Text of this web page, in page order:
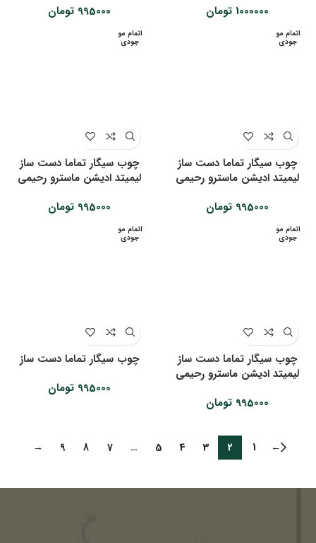
1000000 تومان
995000 تومان
اتمام مو
جودی
چوب سیگار تماما دست ساز
لیمیتد ادیشن ماسترو رحیمی
995000 تومان
اتمام مو
جودی
چوب سیگار تماما دست ساز
لیمیتد ادیشن ماسترو رحیمی
995000 تومان
اتمام مو
جودی
چوب سیگار تماما دست ساز
لیمیتد ادیشن ماسترو رحیمی
995000 تومان
اتمام مو
جودی
چوب سیگار تماما دست ساز
995000 تومان
←
1
2
3
4
5
…
7
8
9
→